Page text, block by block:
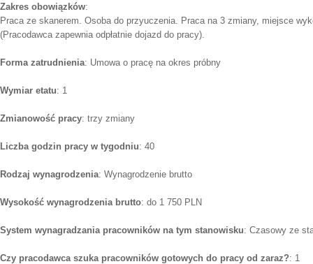
Zakres obowiązków:
Praca ze skanerem. Osoba do przyuczenia. Praca na 3 zmiany, miejsce
(Pracodawca zapewnia odpłatnie dojazd do pracy).
Forma zatrudnienia: Umowa o pracę na okres próbny
Wymiar etatu: 1
Zmianowość pracy: trzy zmiany
Liczba godzin pracy w tygodniu: 40
Rodzaj wynagrodzenia: Wynagrodzenie brutto
Wysokość wynagrodzenia brutto: do 1 750 PLN
System wynagradzania pracowników na tym stanowisku: Czasowy ze
Czy pracodawca szuka pracowników gotowych do pracy od zaraz?: 1